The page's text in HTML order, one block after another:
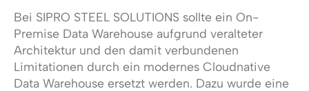
Bei SIPRO STEEL SOLUTIONS sollte ein On-
Premise Data Warehouse aufgrund veralteter
Architektur und den damit verbundenen
Limitationen durch ein modernes Cloudnative
Data Warehouse ersetzt werden. Dazu wurde eine